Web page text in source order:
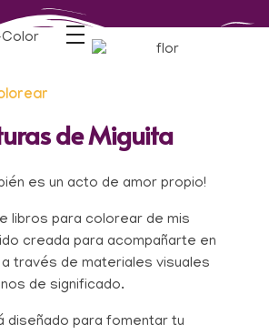
de Miguita
es un acto de amor propio!
libros para colorear de mis
creada para acompañarte en
través de materiales visuales
de significado.
diseñado para fomentar tu